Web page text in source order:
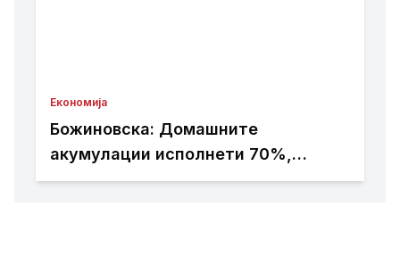
Економија
Божиновска: Домашните
акумулации исполнети 70%,
обезбедена стабилност на